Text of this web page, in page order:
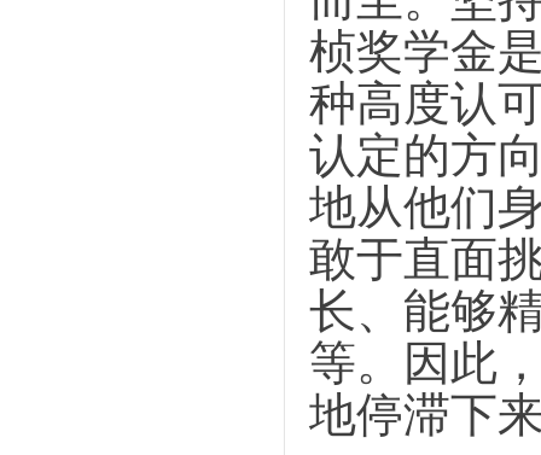
桢奖学金
种高度认
认定的方
地从他们
敢于直面
长、能够
等。因此
地停滞下